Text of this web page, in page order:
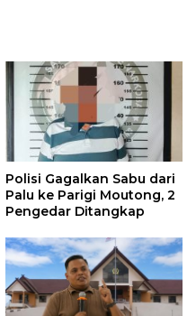
Polisi Gagalkan Sabu dari
Palu ke Parigi Moutong, 2
Pengedar Ditangkap